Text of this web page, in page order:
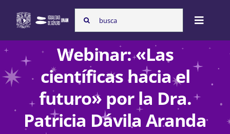
content
Search
for:
Toggle
Inicio
Nosotras
Webinar: «Las
científicas hacia el
futuro» por la Dra.
Patricia Dávila Aranda